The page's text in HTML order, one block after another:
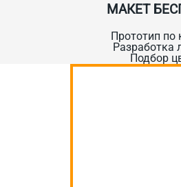
МАКЕТ
Прототип по
Разработка
Подбор